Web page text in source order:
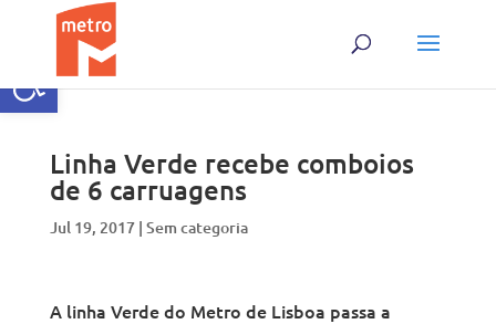
Open toolbar
Linha Verde recebe comboios
de 6 carruagens
Jul 19, 2017| Sem categoria
A linha Verde do Metro de Lisboa passa a